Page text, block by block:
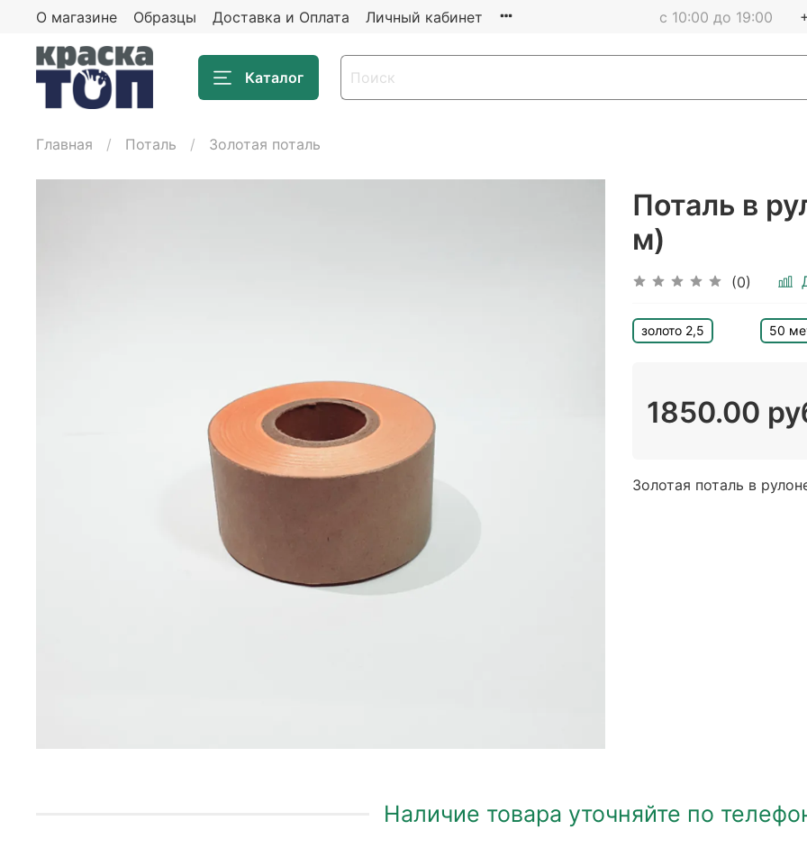
О магазине Образцы Доставка и Оплата Личный кабинет с 10:00 до 19:00
Каталог
Главная Поталь Золотая поталь
Поталь в
м)
(0)
золото 2,5 50
1850.00
Золотая поталь в
Наличие товара уточняйте по